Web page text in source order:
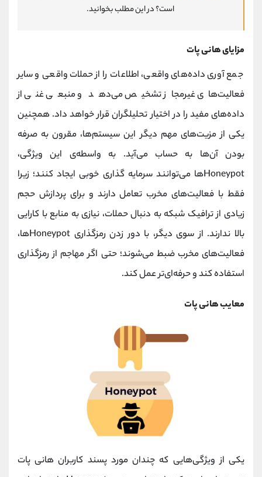
است؟ در این مطلب بخوانید.
مزایای هانی پات
جمع آوری داده‌های واقعی، اطلاعات را از حملات واقعی و سایر
فعالیت‌های غیرمجاز تشخیص می‌دهد و منبعی غنی از
داده‌های مفید را در اختیار تحلیلگران قرار خواهد داد. همچنین
یکی از مزیت‌های مهم دیگر این سیستم‌ها، مقرون به صرفه
بودن آن‌ها به حساب می‌آید. به واسطه‌ی این ویژگی،
Honeypotها می‌توانند سرمایه گذاری خوبی ایجاد کنند؛ زیرا
فقط با فعالیت‌های مخرب تعامل دارند و برای پردازش حجم
زیادی از ترافیک شبکه به دنبال حملات، نیازی به منابع با کارایی
بالا ندارند. از سوی دیگر، با دور زدن رمزگذاری Honeypotها،
فعالیت‌های مخرب ضبط می‌شوند؛ حتی اگر مهاجم از رمزگذاری
استفاده کند و حرفه‌ای‌تر عمل کند.
معایب هانی پات
یکی از ویژگی‌هایی که چندان مورد پسند کاربران هانی پات